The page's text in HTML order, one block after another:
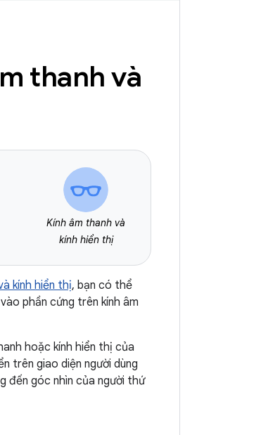
thanh và
Kính âm thanh và
kính hiển thị
kính hiển thị, bạn có thể
phần cứng trên kính âm
hoặc kính hiển thị của
trên giao diện người dùng
đến góc nhìn của người thứ